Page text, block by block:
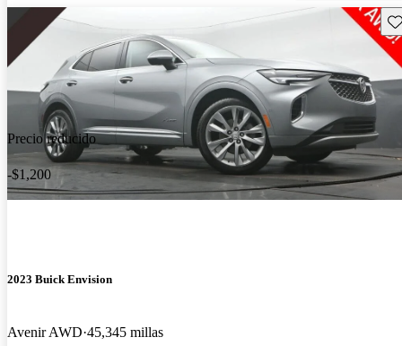
Precio reducido
-$1,200
2023 Buick Envision
Avenir AWD 45,345 millas